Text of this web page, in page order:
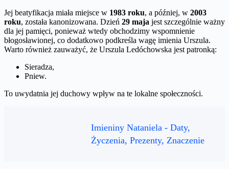
Jej beatyfikacja miała miejsce w 1983 roku, a później, w 2003
roku, została kanonizowana. Dzień 29 maja jest szczególnie ważny
dla jej pamięci, ponieważ wtedy obchodzimy wspomnienie
błogosławionej, co dodatkowo podkreśla wagę imienia Urszula.
Warto również zauważyć, że Urszula Ledóchowska jest patronką:
Sieradza,
Pniew.
To uwydatnia jej duchowy wpływ na te lokalne społeczności.
Imieniny Nataniela - Daty,
Życzenia, Prezenty, Znaczenie